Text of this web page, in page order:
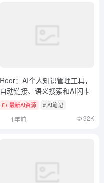
Reor：AI个人知识管理工具，
自动链接、语义搜索和AI闪卡
最新AI资源 # AI笔记
1年前 92K